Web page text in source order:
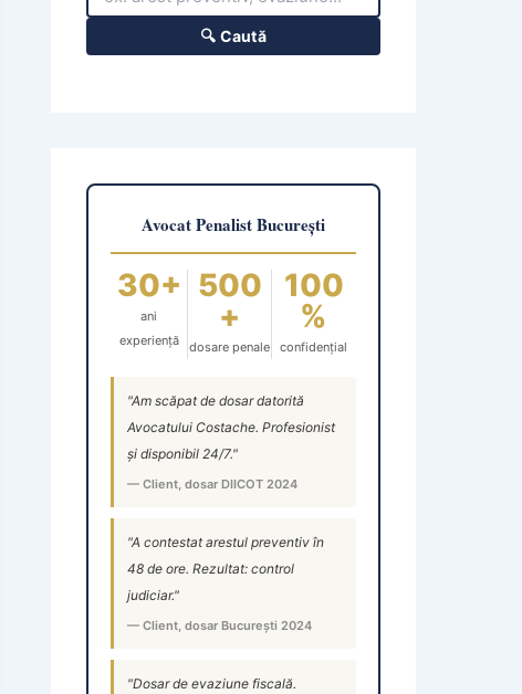
🔍 Caută
Avocat Penalist București
30+
ani
experiență
500
+
dosare penale
100
%
confidențial
"Am scăpat de dosar datorită
Avocatului Costache. Profesionist
și disponibil 24/7."
— Client, dosar DIICOT 2024
"A contestat arestul preventiv în
48 de ore. Rezultat: control
judiciar."
— Client, dosar București 2024
"Dosar de evaziune fiscală.